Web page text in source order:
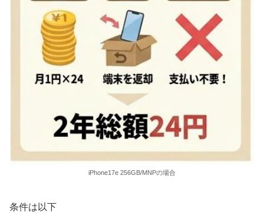
iPhone17e 256GB/MNPの場合
条件は以下